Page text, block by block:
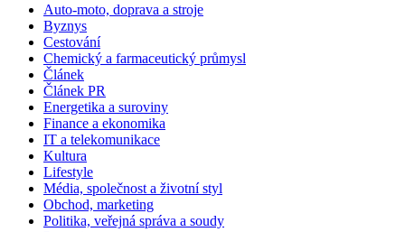
Auto-moto, doprava a stroje
Byznys
Cestování
Chemický a farmaceutický průmysl
Článek
Článek PR
Energetika a suroviny
Finance a ekonomika
IT a telekomunikace
Kultura
Lifestyle
Média, společnost a životní styl
Obchod, marketing
Politika, veřejná správa a soudy